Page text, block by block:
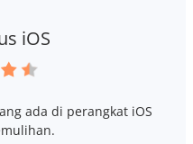
iOS
ada di perangkat iOS